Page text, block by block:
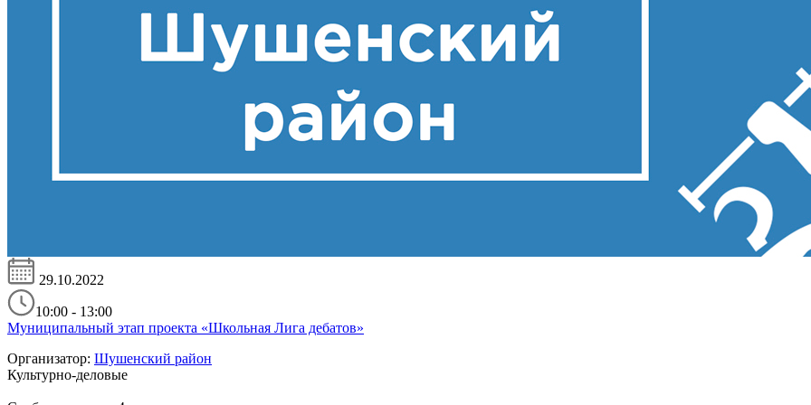
29.10.2022
10:00 - 13:00
Муниципальный этап проекта «Школьная Лига дебатов»
Организатор: Шушенский район
Культурно-деловые